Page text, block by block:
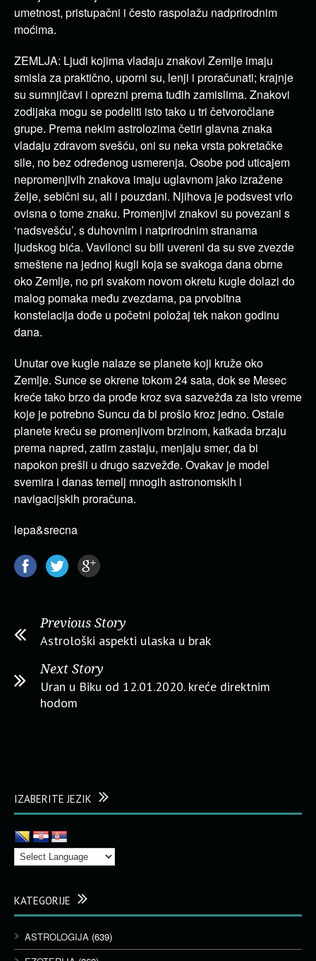
umetnost, pristupačni i često raspolažu nadprirodnim
moćima.
ZEMLJA: Ljudi kojima vladaju znakovi Zemlje imaju
smisla za praktično, uporni su, lenji i proračunati; krajnje
su sumnjičavi i oprezni prema tuđih zamislima. Znakovi
zodijaka mogu se podeliti isto tako u tri četvoročlane
grupe. Prema nekim astrolozima četiri glavna znaka
vladaju zdravom svešću, oni su neka vrsta pokretačke
sile, no bez određenog usmerenja. Osobe pod uticajem
nepromenjivih znakova imaju uglavnom jako izražene
želje, sebični su, ali i pouzdani. Njihova je podsvest vrlo
ovisna o tome znaku. Promenjivi znakovi su povezani s
‘nadsvešću’, s duhovnim i natprirodnim stranama
ljudskog bića. Vavilonci su bili uvereni da su sve zvezde
smeštene na jednoj kugli koja se svakoga dana obrne
oko Zemlje, no pri svakom novom okretu kugle dolazi do
malog pomaka među zvezdama, pa prvobitna
konstelacija dođe u početni položaj tek nakon godinu
dana.
Unutar ove kugle nalaze se planete koji kruže oko
Zemlje. Sunce se okrene tokom 24 sata, dok se Mesec
kreće tako brzo da prođe kroz sva sazvežđa za isto vreme
koje je potrebno Suncu da bi prošlo kroz jedno. Ostale
planete kreću se promenjivom brzinom, katkada brzaju
prema napred, zatim zastaju, menjaju smer, da bi
napokon prešli u drugo sazvežđe. Ovakav je model
svemira i danas temelj mnogih astronomskih i
navigacijskih proračuna.
lepa&srecna
Previous Story
Astrološki aspekti ulaska u brak
Next Story
Uran u Biku od 12.01.2020. kreće direktnim
hodom
IZABERITE JEZIK
KATEGORIJE
ASTROLOGIJA (639)